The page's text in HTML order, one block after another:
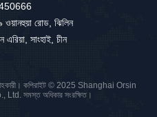
ওয়ানহুয়া রোড, ঝিলিন
এরিয়া, সাংহাই, চীন
কপিরাইট © 2025 Shanghai Orsin
সমস্ত অধিকার সংরক্ষিত।